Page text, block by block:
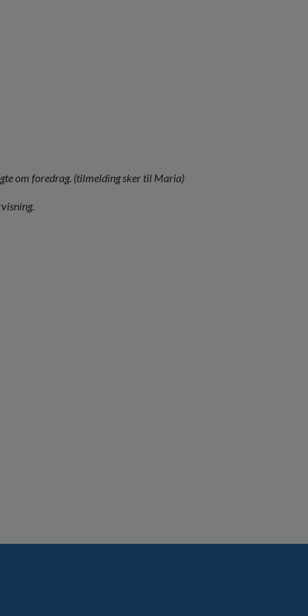
om foredrag. (tilmelding sker til Maria)